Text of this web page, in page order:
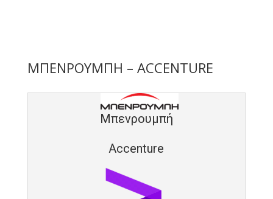
ΜΠΕΝΡΟΥΜΠΗ – ACCENTURE
Μπενρουμπή
Accenture